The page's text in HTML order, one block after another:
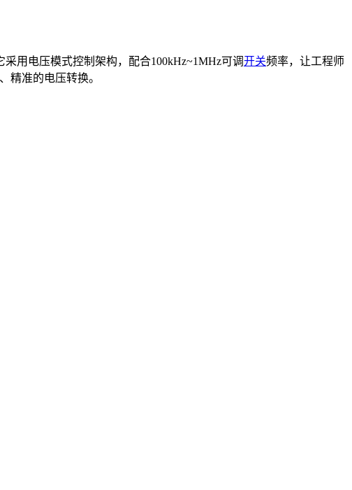
用电压模式控制架构，配合100kHz~1MHz可调开关频率，让工程师
精准的电压转换。